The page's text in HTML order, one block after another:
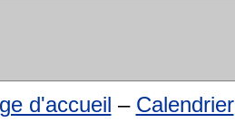
d'accueil – Calendrier